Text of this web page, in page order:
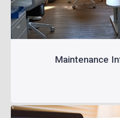
Maintenance